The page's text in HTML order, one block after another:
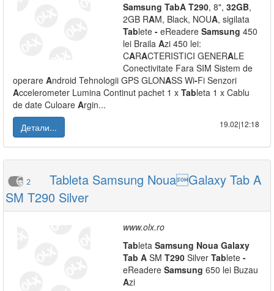
Samsung TabA T290, 8", 32GB,
2GB RAM, Black, NOUA, sigilata
Tablete - eReadere Samsung 450
lei Braila Azi 450 lei:
CARACTERISTICI GENERALE
Conectivitate Fara SIM Sistem de
operare Android Tehnologii GPS GLONASS Wi-Fi Senzori
Accelerometer Lumina Continut pachet 1 x Tableta 1 x Cablu
de date Culoare Argin...
Детали...
19.02|12:18
2
Tableta Samsung NouaGalaxy Tab A
SM T290 Silver
www.olx.ro
Tableta Samsung Noua Galaxy
Tab A SM T290 Silver Tablete -
eReadere Samsung 650 lei Buzau
Azi